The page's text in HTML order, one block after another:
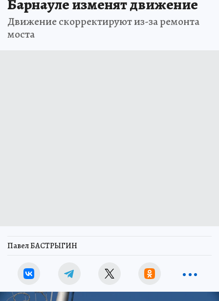
Барнауле изменят движение
Движение скорректируют из-за ремонта
моста
Павел БАСТРЫГИН